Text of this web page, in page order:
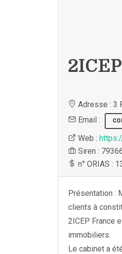
Adresse : 3
Email :
Web :
Siren :
n° ORIAS :
Présentation :
clients à
2ICEP France
immobiliers.
Le cabinet a